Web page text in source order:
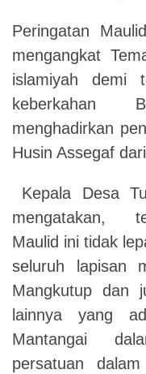
Peringatan
mengangkat
islamiyah demi
keberkahan
menghadirkan
Husin Assegaf
Kepala Desa
mengatakan,
Maulid ini tidak
seluruh lapisan
Mangkutup dan
lainnya yang
Mantangai
persatuan